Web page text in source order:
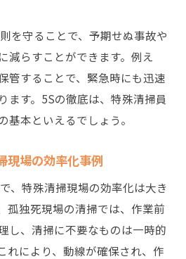
を守ることで、予期せぬ事故や
減らすことができます。例え
管することで、緊急時にも迅速
ます。5Sの徹底は、特殊清掃員
基本といえるでしょう。
現場の効率化事例
、特殊清掃現場の効率化は大き
孤独死現場の清掃では、作業前
し、清掃に不要なものは一時的
れにより、動線が確保され、作